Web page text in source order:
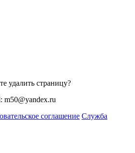
удалить страницу?
соглашение Служба